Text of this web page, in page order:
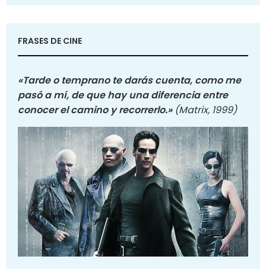
FRASES DE CINE
«Tarde o temprano te darás cuenta, como me
pasó a mí, de que hay una diferencia entre
conocer el camino y recorrerlo.» (Matrix, 1999)